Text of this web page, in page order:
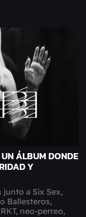
ÁLBUM DONDE
Y
junto a Six Sex,
Ballesteros,
neo-perreo,